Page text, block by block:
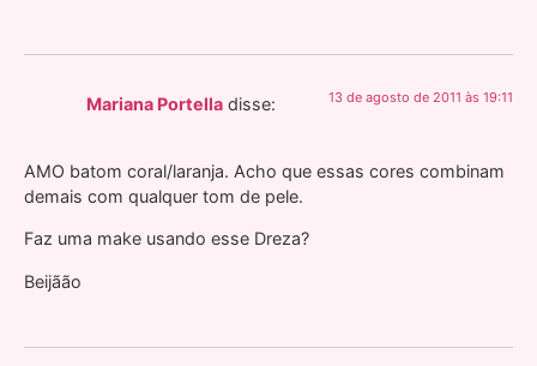
Mariana Portella disse: 13 de agosto de 2011 às 19:11
AMO batom coral/laranja. Acho que essas cores combinam
demais com qualquer tom de pele.
Faz uma make usando esse Dreza?
Beijãão